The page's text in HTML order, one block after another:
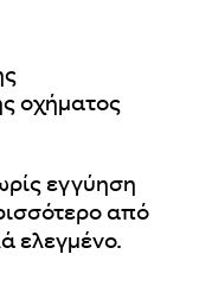
οχήματος
εγγύηση
από
ελεγμένο.